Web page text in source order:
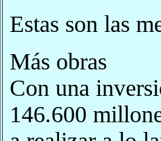
Estas son las
Más obras
Con una
146.600